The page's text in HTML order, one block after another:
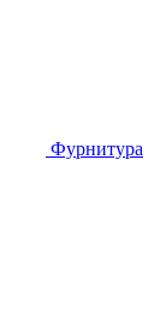
Фурнитура